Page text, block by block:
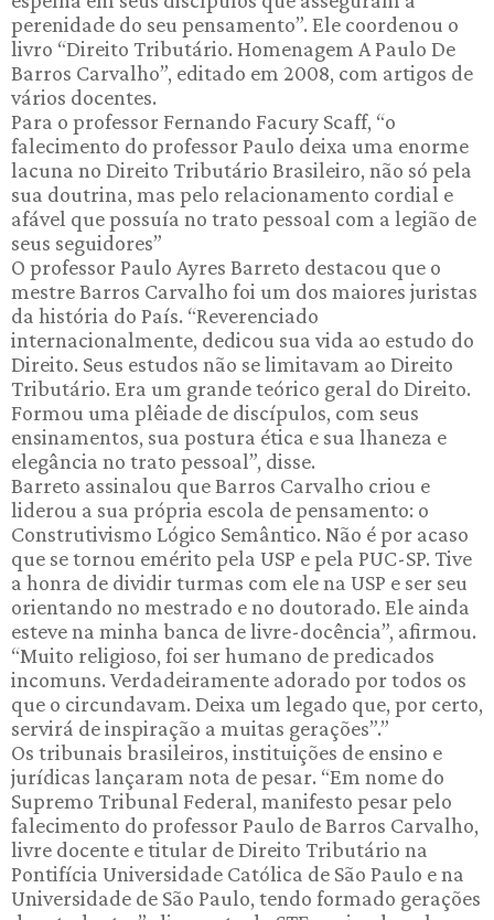
perenidade do seu pensamento”. Ele coordenou o
livro “Direito Tributário. Homenagem A Paulo De
Barros Carvalho”, editado em 2008, com artigos de
vários docentes.
Para o professor Fernando Facury Scaff, “o
falecimento do professor Paulo deixa uma enorme
lacuna no Direito Tributário Brasileiro, não só pela
sua doutrina, mas pelo relacionamento cordial e
afável que possuía no trato pessoal com a legião de
seus seguidores”
O professor Paulo Ayres Barreto destacou que o
mestre Barros Carvalho foi um dos maiores juristas
da história do País. “Reverenciado
internacionalmente, dedicou sua vida ao estudo do
Direito. Seus estudos não se limitavam ao Direito
Tributário. Era um grande teórico geral do Direito.
Formou uma plêiade de discípulos, com seus
ensinamentos, sua postura ética e sua lhaneza e
elegância no trato pessoal”, disse.
Barreto assinalou que Barros Carvalho criou e
liderou a sua própria escola de pensamento: o
Construtivismo Lógico Semântico. Não é por acaso
que se tornou emérito pela USP e pela PUC-SP. Tive
a honra de dividir turmas com ele na USP e ser seu
orientando no mestrado e no doutorado. Ele ainda
esteve na minha banca de livre-docência”, afirmou.
“Muito religioso, foi ser humano de predicados
incomuns. Verdadeiramente adorado por todos os
que o circundavam. Deixa um legado que, por certo,
servirá de inspiração a muitas gerações”.”
Os tribunais brasileiros, instituições de ensino e
jurídicas lançaram nota de pesar. “Em nome do
Supremo Tribunal Federal, manifesto pesar pelo
falecimento do professor Paulo de Barros Carvalho,
livre docente e titular de Direito Tributário na
Pontifícia Universidade Católica de São Paulo e na
Universidade de São Paulo, tendo formado gerações